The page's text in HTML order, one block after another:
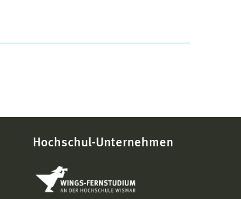
Hochschul-Unternehmen